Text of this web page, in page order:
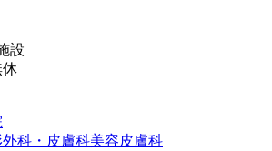
設
休
科・皮膚科美容皮膚科